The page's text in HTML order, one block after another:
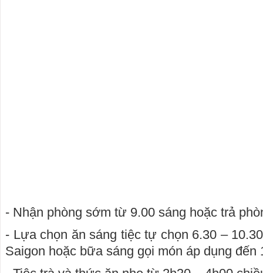
- Nhận phòng sớm từ 9.00 sáng hoặc trả
- Lựa chọn ăn sáng tiệc tự chọn 6.30 –
Saigon hoặc bữa sáng gọi món áp dụng đến